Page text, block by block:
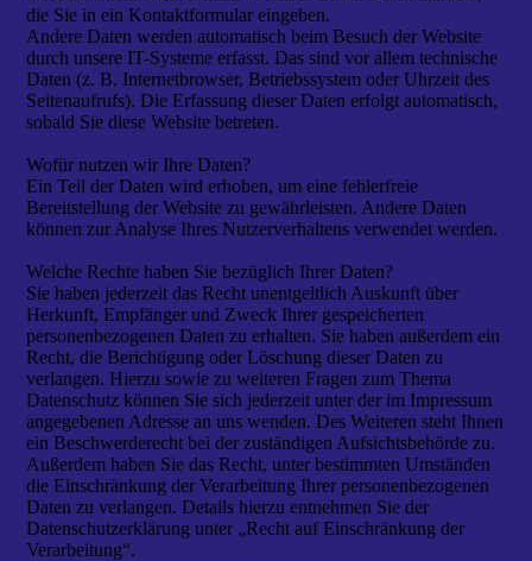
die Sie in ein Kontaktformular eingeben.
Andere Daten werden automatisch beim Besuch der Website
durch unsere IT-Systeme erfasst. Das sind vor allem technische
Daten (z. B. Internetbrowser, Betriebssystem oder Uhrzeit des
Seitenaufrufs). Die Erfassung dieser Daten erfolgt automatisch,
sobald Sie diese Website betreten.
Wofür nutzen wir Ihre Daten?
Ein Teil der Daten wird erhoben, um eine fehlerfreie
Bereitstellung der Website zu gewährleisten. Andere Daten
können zur Analyse Ihres Nutzerverhaltens verwendet werden.
Welche Rechte haben Sie bezüglich Ihrer Daten?
Sie haben jederzeit das Recht unentgeltlich Auskunft über
Herkunft, Empfänger und Zweck Ihrer gespeicherten
personenbezogenen Daten zu erhalten. Sie haben außerdem ein
Recht, die Berichtigung oder Löschung dieser Daten zu
verlangen. Hierzu sowie zu weiteren Fragen zum Thema
Datenschutz können Sie sich jederzeit unter der im Impressum
angegebenen Adresse an uns wenden. Des Weiteren steht Ihnen
ein Beschwerderecht bei der zuständigen Aufsichtsbehörde zu.
Außerdem haben Sie das Recht, unter bestimmten Umständen
die Einschränkung der Verarbeitung Ihrer personenbezogenen
Daten zu verlangen. Details hierzu entnehmen Sie der
Datenschutzerklärung unter „Recht auf Einschränkung der
Verarbeitung“.